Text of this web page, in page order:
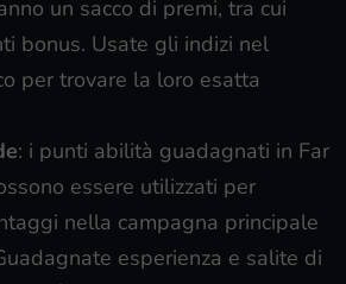
un sacco di premi, tra cui
bonus. Usate gli indizi nel
per trovare la loro esatta
: i punti abilità guadagnati in Far
essere utilizzati per
nella campagna principale
esperienza e salite di